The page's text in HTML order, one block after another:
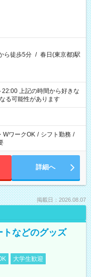
ら徒歩5分 / 春日(東京都)駅
ら好きな
る可能性があります
WワークOK / シフト勤務 /
詳細へ
掲載日：2026.08.07
トなどのグッズ
大学生歓迎